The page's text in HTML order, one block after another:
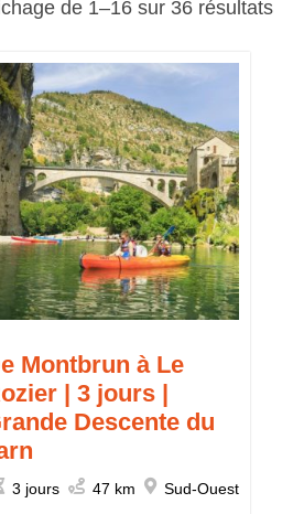
de 1–16 sur 36 résultats
Montbrun à Le
| 3 jours |
Descente du
3 jours 47 km Sud-Ouest